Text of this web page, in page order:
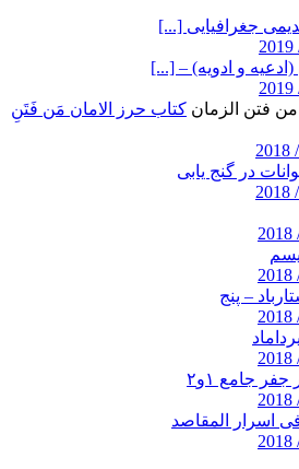
جغرافیایی [...]
و ادویه) – [...]
کتاب حرز الامان مَن فَتَنِ
در گنج یابی
– پنج
جامع ۱و۲
اسرار المقاصد